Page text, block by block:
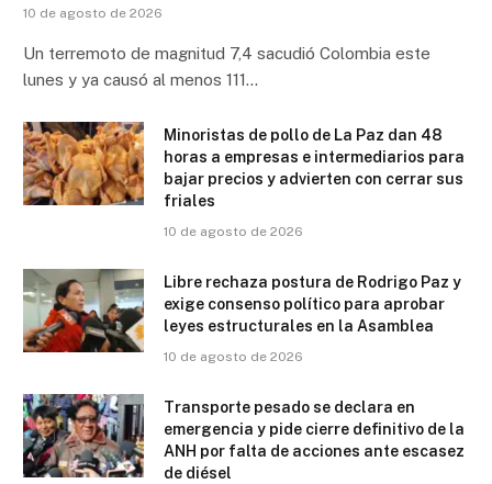
10 de agosto de 2026
Un terremoto de magnitud 7,4 sacudió Colombia este
lunes y ya causó al menos 111…
Minoristas de pollo de La Paz dan 48
horas a empresas e intermediarios para
bajar precios y advierten con cerrar sus
friales
10 de agosto de 2026
Libre rechaza postura de Rodrigo Paz y
exige consenso político para aprobar
leyes estructurales en la Asamblea
10 de agosto de 2026
Transporte pesado se declara en
emergencia y pide cierre definitivo de la
ANH por falta de acciones ante escasez
de diésel